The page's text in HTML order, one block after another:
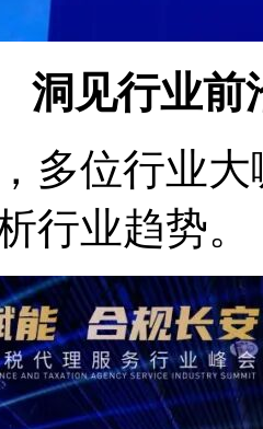
洞见行业前
多位行业
行业趋势。